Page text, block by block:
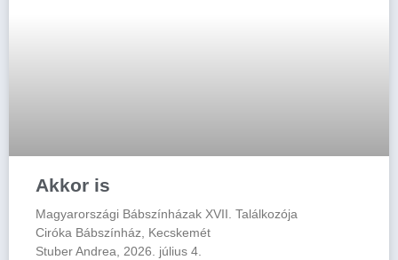
Akkor is
Magyarországi Bábszínházak XVII. Találkozója
Ciróka Bábszínház, Kecskemét
Stuber Andrea, 2026. július 4.